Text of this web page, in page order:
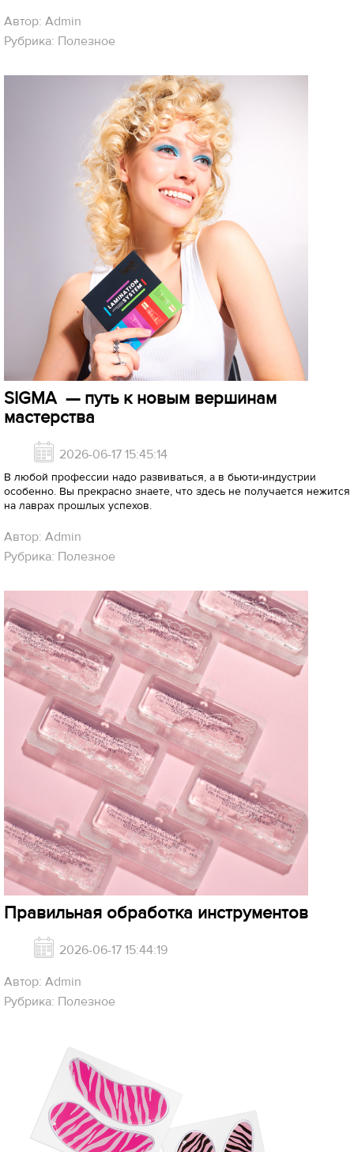
Автор: Admin
Рубрика: Полезное
SIGMA — путь к новым вершинам
мастерства
2026-06-17 15:45:14
В любой профессии надо развиваться, а в бьюти-индустрии
особенно. Вы прекрасно знаете, что здесь не получается нежится
на лаврах прошлых успехов.
Автор: Admin
Рубрика: Полезное
Правильная обработка инструментов
2026-06-17 15:44:19
Автор: Admin
Рубрика: Полезное